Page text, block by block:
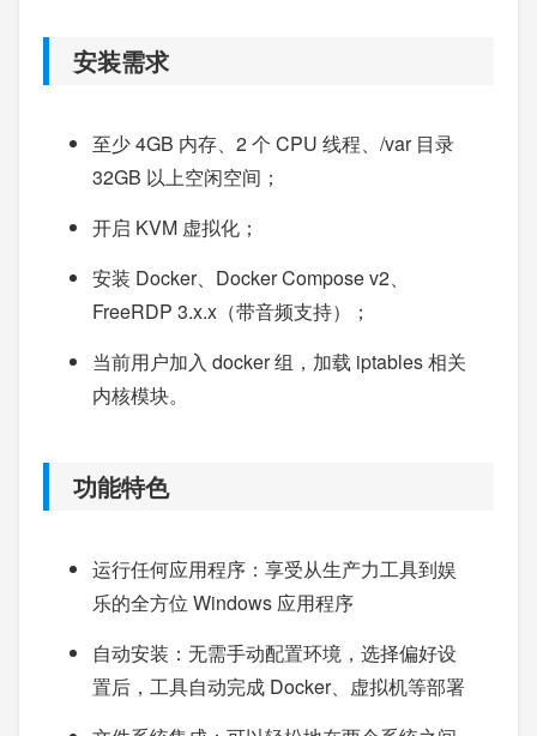
安装需求
至少 4GB 内存、2 个 CPU 线程、/var 目录
32GB 以上空闲空间；
开启 KVM 虚拟化；
安装 Docker、Docker Compose v2、
FreeRDP 3.x.x（带音频支持）；
当前用户加入 docker 组，加载 iptables 相关
内核模块。
功能特色
运行任何应用程序：享受从生产力工具到娱
乐的全方位 Windows 应用程序
自动安装：无需手动配置环境，选择偏好设
置后，工具自动完成 Docker、虚拟机等部署